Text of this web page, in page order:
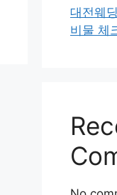
대전웨
비물 체